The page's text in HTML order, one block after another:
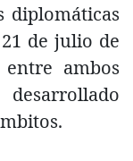
diplomáticas
de julio de
ambos